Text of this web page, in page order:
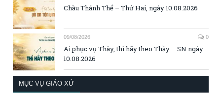
Chầu Thánh Thể – Thứ Hai, ngày 10.08.2026
09/08/2026 0
Ai phục vụ Thầy, thì hãy theo Thầy – SN ngày
10.08.2026
MỤC VỤ GIÁO XỨ